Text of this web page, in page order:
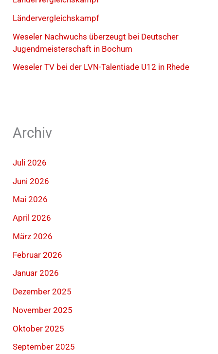
Ländervergleichskampf
Weseler Nachwuchs überzeugt bei Deutscher
Jugendmeisterschaft in Bochum
Weseler TV bei der LVN-Talentiade U12 in Rhede
Archiv
Juli 2026
Juni 2026
Mai 2026
April 2026
März 2026
Februar 2026
Januar 2026
Dezember 2025
November 2025
Oktober 2025
September 2025